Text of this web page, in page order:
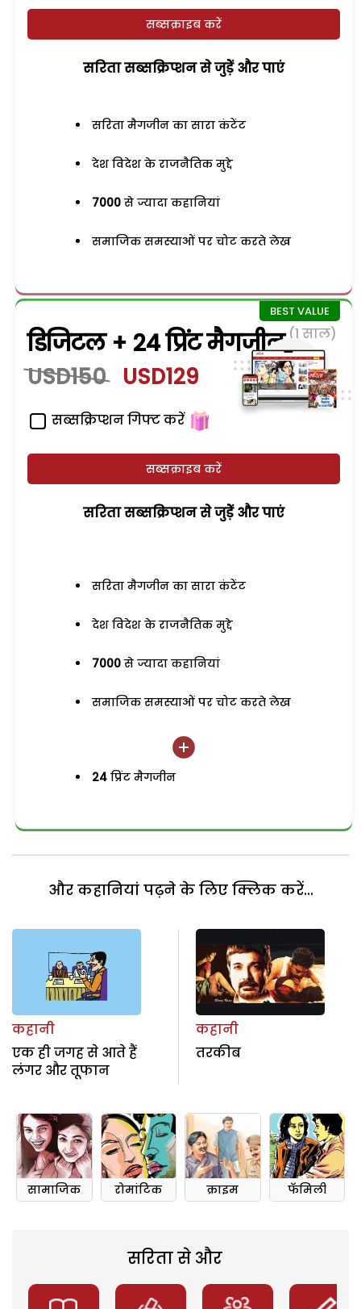
सब्सक्राइब करें
सरिता सब्सक्रिप्शन से जुड़ेें और पाएं
सरिता मैगजीन का सारा कंटेंट
देश विदेश के राजनैतिक मुद्दे
7000 से ज्यादा कहानियां
समाजिक समस्याओं पर चोट करते लेख
डिजिटल + 24 प्रिंट मैगजीन (1 साल)
USD150 USD129
सब्सक्रिप्शन गिफ्ट करें
सब्सक्राइब करें
सरिता सब्सक्रिप्शन से जुड़ेें और पाएं
सरिता मैगजीन का सारा कंटेंट
देश विदेश के राजनैतिक मुद्दे
7000 से ज्यादा कहानियां
समाजिक समस्याओं पर चोट करते लेख
24 प्रिंट मैगजीन
और कहानियां पढ़ने के लिए क्लिक करें...
कहानी
एक ही जगह से आते हैं
लंगर और तूफान
कहानी
तरकीब
सामाजिक रोमांटिक क्राइम फॅमिली
सरिता से और